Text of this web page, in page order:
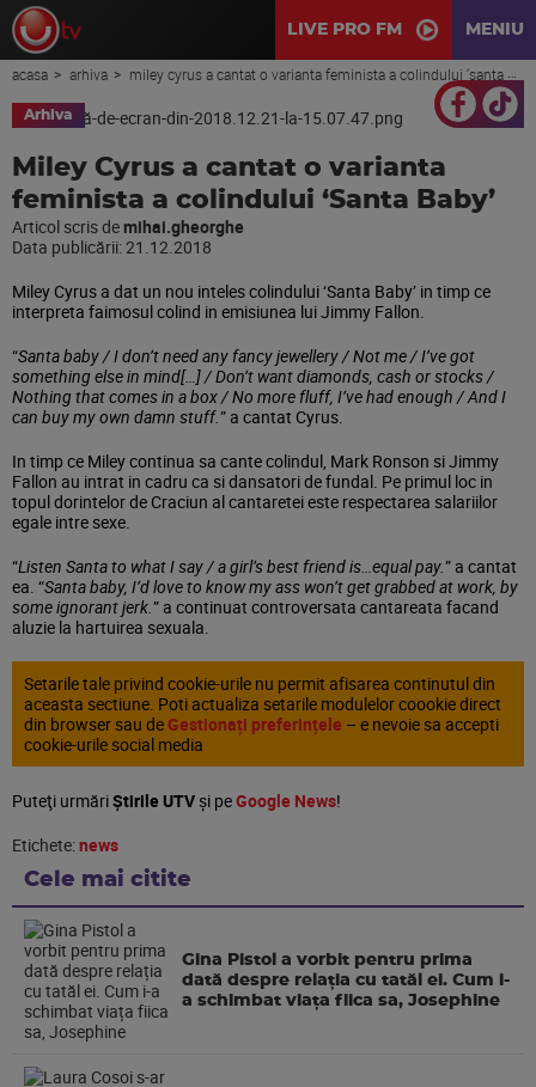
LIVE PRO FM MENIU
acasa arhiva miley cyrus a cantat o varianta feminista a colindului ‘santa baby’
Arhiva
Miley Cyrus a cantat o varianta
feminista a colindului ‘Santa Baby’
Articol scris demihai.gheorghe
Data publicării:21.12.2018
Miley Cyrus a dat un nou inteles colindului ‘Santa Baby’ in timp ce
interpreta faimosul colind in emisiunea lui Jimmy Fallon.
“Santa baby / I don’t need any fancy jewellery / Not me / I’ve got
something else in mind[…] / Don’t want diamonds, cash or stocks /
Nothing that comes in a box / No more fluff, I’ve had enough / And I
can buy my own damn stuff.” a cantat Cyrus.
In timp ce Miley continua sa cante colindul, Mark Ronson si Jimmy
Fallon au intrat in cadru ca si dansatori de fundal. Pe primul loc in
topul dorintelor de Craciun al cantaretei este respectarea salariilor
egale intre sexe.
“Listen Santa to what I say / a girl’s best friend is…equal pay.” a cantat
ea. “Santa baby, I’d love to know my ass won’t get grabbed at work, by
some ignorant jerk.” a continuat controversata cantareata facand
aluzie la hartuirea sexuala.
Setarile tale privind cookie-urile nu permit afisarea continutul din
aceasta sectiune. Poti actualiza setarile modulelor coookie direct
din browser sau de Gestionați preferințele – e nevoie sa accepti
cookie-urile social media
Puteţi urmăriȘtirile UTVşi peGoogle News!
Etichete:news
Cele mai citite
Gina Pistol a vorbit pentru prima
dată despre relația cu tatăl ei. Cum i-
a schimbat viața fiica sa, Josephine